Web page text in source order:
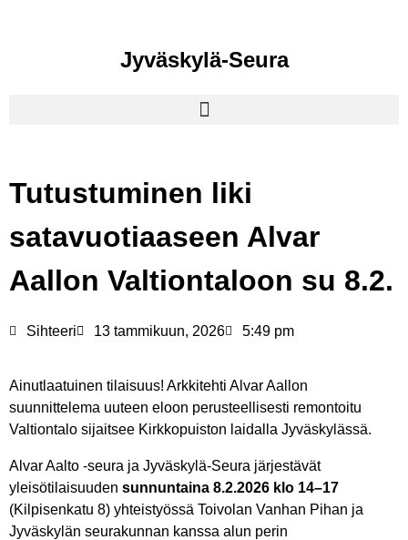
Jyväskylä-Seura
Tutustuminen liki
satavuotiaaseen Alvar
Aallon Valtiontaloon su 8.2.
Sihteeri 13 tammikuun, 2026 5:49 pm
Ainutlaatuinen tilaisuus! Arkkitehti Alvar Aallon
suunnittelema uuteen eloon perusteellisesti remontoitu
Valtiontalo sijaitsee Kirkkopuiston laidalla Jyväskylässä.
Alvar Aalto -seura ja Jyväskylä-Seura järjestävät
yleisötilaisuuden sunnuntaina 8.2.2026 klo 14–17
(Kilpisenkatu 8) yhteistyössä Toivolan Vanhan Pihan ja
Jyväskylän seurakunnan kanssa alun perin